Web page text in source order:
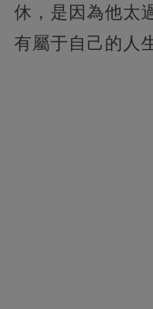
休，是因為他太
有屬于自己的人